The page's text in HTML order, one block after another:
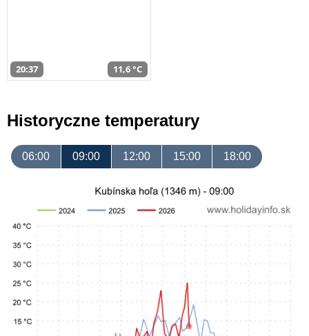
20:37 11,6 °C
Historyczne temperatury
06:00 09:00 12:00 15:00 18:00